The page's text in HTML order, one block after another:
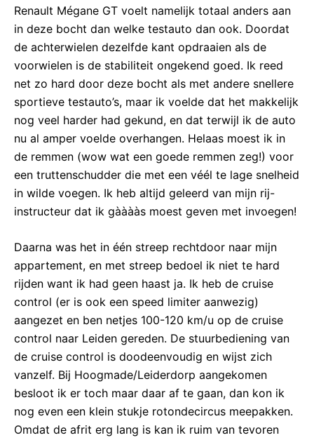
Renault Mégane GT voelt namelijk totaal anders aan
in deze bocht dan welke testauto dan ook. Doordat
de achterwielen dezelfde kant opdraaien als de
voorwielen is de stabiliteit ongekend goed. Ik reed
net zo hard door deze bocht als met andere snellere
sportieve testauto’s, maar ik voelde dat het makkelijk
nog veel harder had gekund, en dat terwijl ik de auto
nu al amper voelde overhangen. Helaas moest ik in
de remmen (wow wat een goede remmen zeg!) voor
een truttenschudder die met een véél te lage snelheid
in wilde voegen. Ik heb altijd geleerd van mijn rij-
instructeur dat ik gààààs moest geven met invoegen!
Daarna was het in één streep rechtdoor naar mijn
appartement, en met streep bedoel ik niet te hard
rijden want ik had geen haast ja. Ik heb de cruise
control (er is ook een speed limiter aanwezig)
aangezet en ben netjes 100-120 km/u op de cruise
control naar Leiden gereden. De stuurbediening van
de cruise control is doodeenvoudig en wijst zich
vanzelf. Bij Hoogmade/Leiderdorp aangekomen
besloot ik er toch maar daar af te gaan, dan kon ik
nog even een klein stukje rotondecircus meepakken.
Omdat de afrit erg lang is kan ik ruim van tevoren